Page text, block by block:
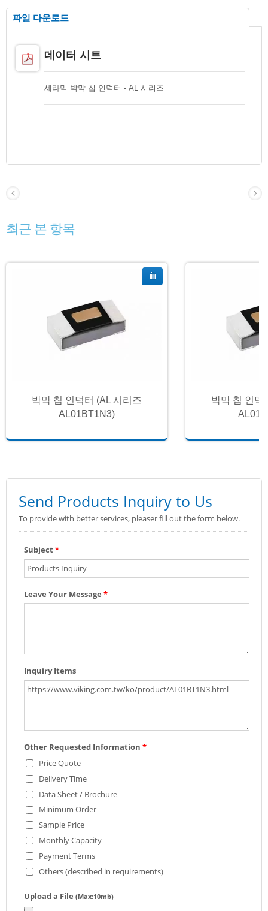
파일 다운로드
데이터 시트
세라믹 박막 칩 인덕터 - AL 시리즈
최근 본 항목
박막 칩 인덕터 (AL 시리즈
AL01BT1N3)
박막 칩 인덕